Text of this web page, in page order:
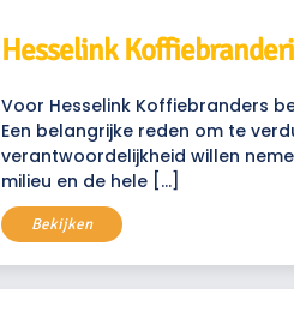
Hesselink
Voor Hesselink Koffiebranders
Een belangrijke reden om te
verantwoordelijkheid willen
milieu en de hele […]
Bekijken